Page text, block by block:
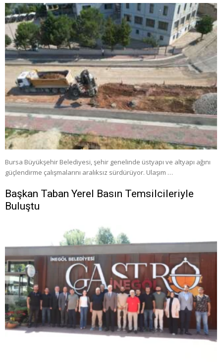
Bursa Büyükşehir Belediyesi, şehir genelinde üstyapı ve altyapı ağını
güçlendirme çalışmalarını aralıksız sürdürüyor. Ulaşım …
Başkan Taban Yerel Basın Temsilcileriyle
Buluştu